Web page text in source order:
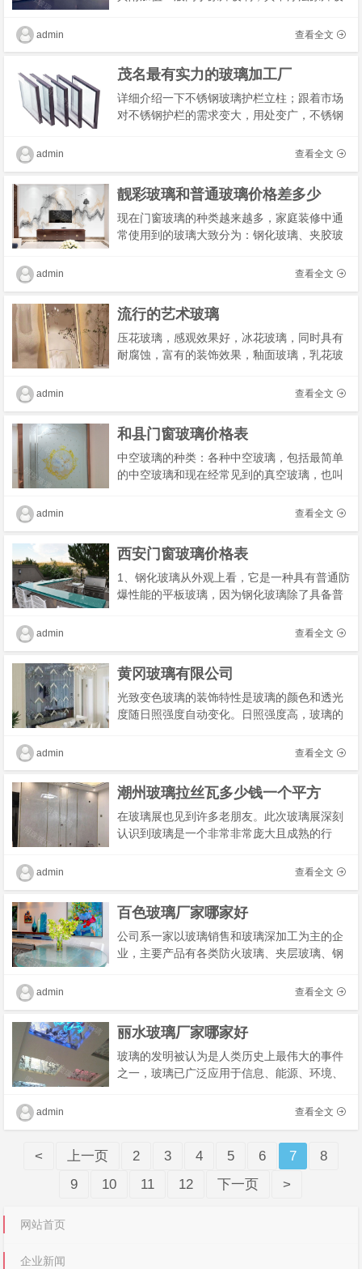
较为透明，行业内出厂价格差异较小，不同公
查看全文
admin
茂名最有实力的玻璃加工厂
详细介绍一下不锈钢玻璃护栏立柱；跟着市场
对不锈钢护栏的需求变大，用处变广，不锈钢
内上下需求护栏，在户外的阳台、泳池、庭院
查看全文
admin
靓彩玻璃和普通玻璃价格差多少
现在门窗玻璃的种类越来越多，家庭装修中通
常使用到的玻璃大致分为：钢化玻璃、夹胶玻
磨砂玻璃以及长虹玻璃，每个家庭都可以按照
查看全文
admin
流行的艺术玻璃
压花玻璃，感观效果好，冰花玻璃，同时具有
耐腐蚀，富有的装饰效果，釉面玻璃，乳花玻
异，刻花玻璃，喷花玻璃，主要是制作的花纹
查看全文
admin
和县门窗玻璃价格表
中空玻璃的种类：各种中空玻璃，包括最简单
的中空玻璃和现在经常见到的真空玻璃，也叫
经过特殊设计的钢化玻璃。只有具有中空的板
查看全文
admin
西安门窗玻璃价格表
1、钢化玻璃从外观上看，它是一种具有普通防
爆性能的平板玻璃，因为钢化玻璃除了具备普
性能，是***为理想的安全玻璃之一。如果您选
查看全文
admin
黄冈玻璃有限公司
光致变色玻璃的装饰特性是玻璃的颜色和透光
度随日照强度自动变化。日照强度高，玻璃的
面积大，采光好、视线通透等优点。市面上的
查看全文
admin
潮州玻璃拉丝瓦多少钱一个平方
在玻璃展也见到许多老朋友。此次玻璃展深刻
认识到玻璃是一个非常非常庞大且成熟的行
磨边轮，树脂轮，倒角轮，钻头，倒角钻/套，
查看全文
admin
百色玻璃厂家哪家好
公司系一家以玻璃销售和玻璃深加工为主的企
业，主要产品有各类防火玻璃、夹层玻璃、钢
玻璃工程的设计与安装等，其中尤其是三小时
查看全文
admin
丽水玻璃厂家哪家好
玻璃的发明被认为是人类历史上最伟大的事件
之一，玻璃已广泛应用于信息、能源、环境、
合国大会第66次全会正式批准将2022年确定为
查看全文
admin
< 上一页 2 3 4 5 6 7
8
9
10 11 12 下一页 >
网站首页
企业新闻